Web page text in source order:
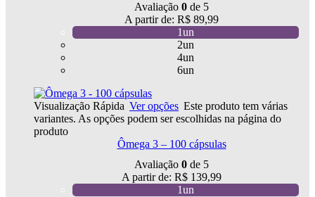
Avaliação 0 de 5
A partir de: R$ 89,99
1un
2un
4un
6un
Visualização Rápida Ver opções Este produto tem várias
variantes. As opções podem ser escolhidas na página do
produto
Ômega 3 – 100 cápsulas
Avaliação 0 de 5
A partir de: R$ 139,99
1un